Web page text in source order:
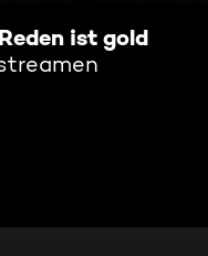
ist gold